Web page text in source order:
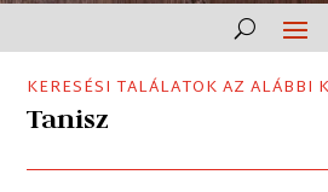
KERESÉSI TALÁLATOK AZ ALÁBBI
Tanisz